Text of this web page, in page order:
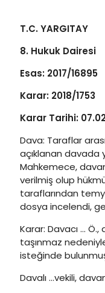
T.C. YARGITAY
8. Hukuk Dairesi
Esas: 2017/16895
Karar: 2018/1753
Karar Tarihi:
Dava: Taraflar
açıklanan davada
Mahkemece,
verilmiş olup
taraflarından
dosya incelendi,
Karar: Davacı …
taşınmaz
isteğinde
Davalı …vekili,